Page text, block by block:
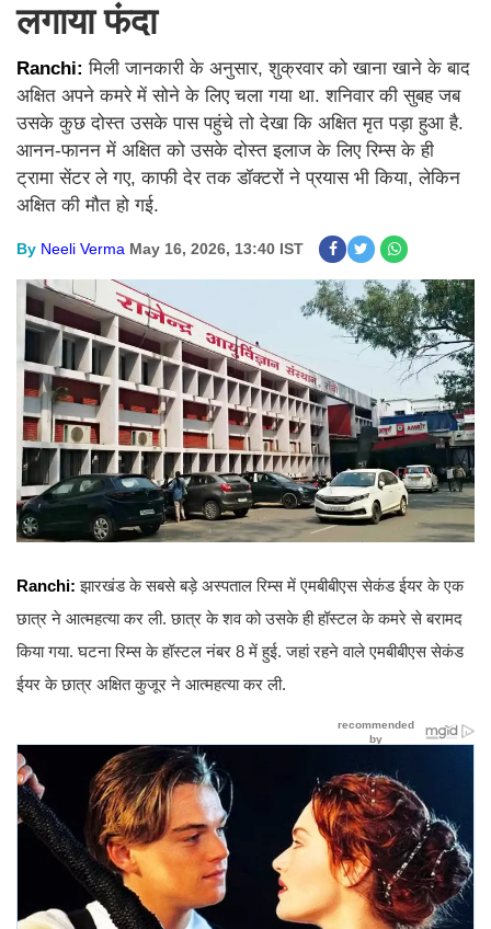
लगाया फंदा
Ranchi:मिली जानकारी के अनुसार, शुक्रवार को खाना खाने के बाद
अक्षित अपने कमरे में सोने के लिए चला गया था. शनिवार की सुबह जब
उसके कुछ दोस्त उसके पास पहुंचे तो देखा कि अक्षित मृत पड़ा हुआ है.
आनन-फानन में अक्षित को उसके दोस्त इलाज के लिए रिम्स के ही
ट्रामा सेंटर ले गए, काफी देर तक डॉक्टरों ने प्रयास भी किया, लेकिन
अक्षित की मौत हो गई.
By Neeli Verma May 16, 2026, 13:40 IST
Ranchi: झारखंड के सबसे बड़े अस्पताल रिम्स में एमबीबीएस सेकंड ईयर के एक
छात्र ने आत्महत्या कर ली. छात्र के शव को उसके ही हॉस्टल के कमरे से बरामद
किया गया. घटना रिम्स के हॉस्टल नंबर 8 में हुई. जहां रहने वाले एमबीबीएस सेकंड
ईयर के छात्र अक्षित कुजूर ने आत्महत्या कर ली.